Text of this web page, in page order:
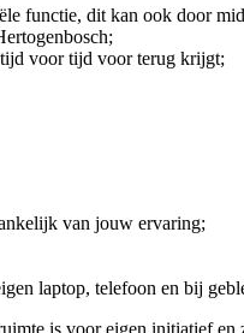
functie, dit kan ook door
voor tijd voor terug krijgt;
van jouw ervaring;
laptop, telefoon en bij